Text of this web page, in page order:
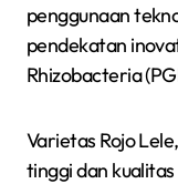
penggunaan
pendekatan
Rhizobacteria
Varietas Rojo
tinggi dan